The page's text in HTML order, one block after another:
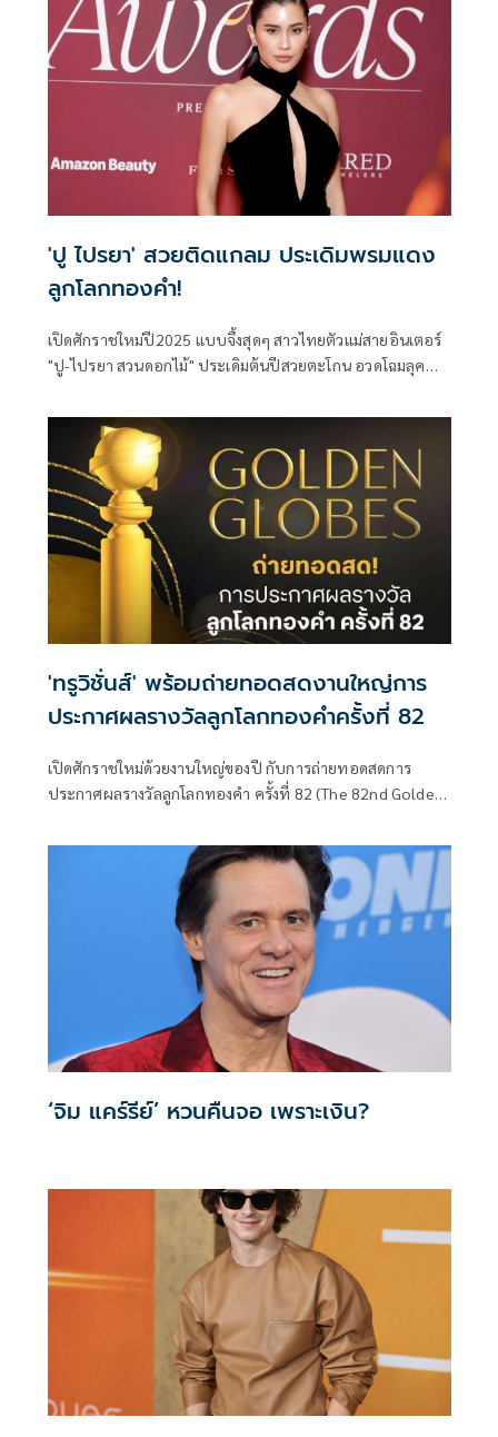
'ปู ไปรยา' สวยติดแกลม ประเดิมพรมแดง
ลูกโลกทองคำ!
เปิดศักราชใหม่ปี2025 แบบจึ้งสุดๆ สาวไทยตัวแม่สายอินเตอร์
"ปู-ไปรยา สวนดอกไม้" ประเดิมต้นปีสวยตะโกน อวดโฉมลุค
Award 2025 ที่โรงแรมโฟร์ซีซั่น ย่านเบเวอรี่ฮิลตัน รัฐ
แคลิฟอร์เนีย สหรัฐอเมริกา พรมแดงอุ่นเครื่องก่อนงานใหญ่
ลูกโลกทองคำ ครั้งที่ 82 (The 82nd Golden Globe Awards)
'ทรูวิชั่นส์' พร้อมถ่ายทอดสดงานใหญ่การ
ประกาศผลรางวัลลูกโลกทองคำครั้งที่ 82
เปิดศักราชใหม่ด้วยงานใหญ่ของปี กับการถ่ายทอดสดการ
ประกาศผลรางวัลลูกโลกทองคำ ครั้งที่ 82 (The 82nd Golden
แรกของปี ที่สร้างสีสันให้กับวงการมายาวนาน จัดขึ้นโดยสมาคม
ผู้สื่อข่าวต่างประเทศแห่งฮอลลีวูด (HFPA – Hollywood
Foreign Press Association)
‘จิม แคร์รีย์’ หวนคืนจอ เพราะเงิน?